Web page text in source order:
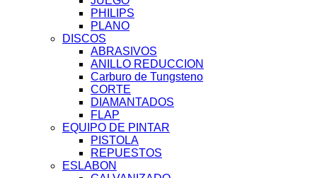
PHILIPS
PLANO
DISCOS
ABRASIVOS
ANILLO REDUCCION
Carburo de Tungsteno
CORTE
DIAMANTADOS
FLAP
EQUIPO DE PINTAR
PISTOLA
REPUESTOS
ESLABON